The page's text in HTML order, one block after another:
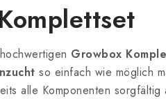
Growbox
so einfach wie möglich
alle Komponenten